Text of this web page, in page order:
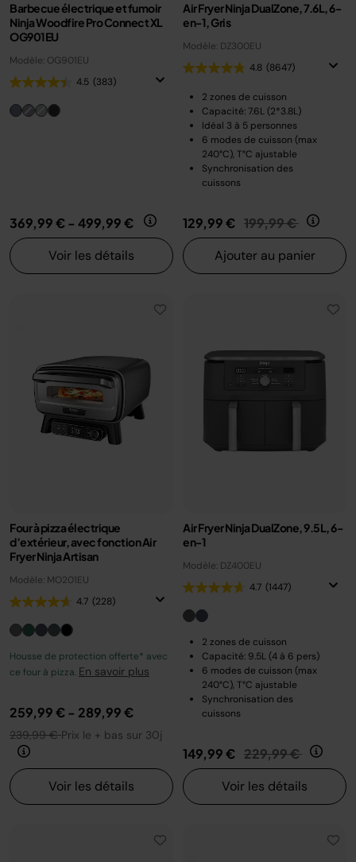
Barbecue électrique et fumoir
Ninja Woodfire Pro Connect XL
OG901EU
Modèle: OG901EU
4.5 (383)
369,99 €- 499,99 €
Voir les détails
Air Fryer Ninja DualZone, 7.6L, 6-
en-1, Gris
Modèle: DZ300EU
4.8 (8647)
2 zones de cuisson
Capacité: 7.6L (2*3.8L)
Idéal 3 à 5 personnes
6 modes de cuisson (max
240°C), T°C ajustable
Synchronisation des
cuissons
129,99 € Prix réduit de
199,99 € au
Ajouter au panier
Four à pizza électrique
d’extérieur, avec fonction Air
Fryer Ninja Artisan
Modèle: MO201EU
4.7 (228)
Housse de protection offerte* avec
ce four à pizza. En savoir plus
259,99 €- 289,99 €
239,99 €Prix le + bas sur 30j
Voir les détails
Air Fryer Ninja DualZone, 9.5L, 6-
en-1
Modèle: DZ400EU
4.7 (1447)
2 zones de cuisson
Capacité: 9.5L (4 à 6 pers)
6 modes de cuisson (max
240°C), T°C ajustable
Synchronisation des
cuissons
149,99 € Prix réduit de
229,99 € au
Voir les détails